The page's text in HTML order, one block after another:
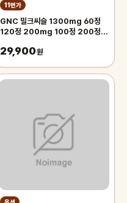
11번가
GNC 밀크씨슬 1300mg 60정
120정 200mg 100정 200정
29,900원